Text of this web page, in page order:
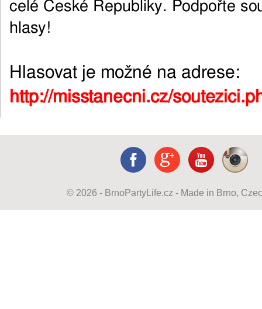
celé České Republiky. Podpořte
hlasy!
Hlasovat je možné na adrese:
http://misstanecni.cz/
© 2026 - BrnoPartyLife.cz - Made in Brno,